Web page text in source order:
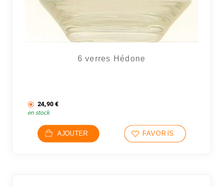
6 verres Hédone
24,90 €
en stock
AJOUTER FAVORIS